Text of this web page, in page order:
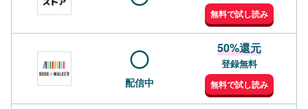
無料で試し読み
配信中
50%還元
登録無料
無料で試し読み